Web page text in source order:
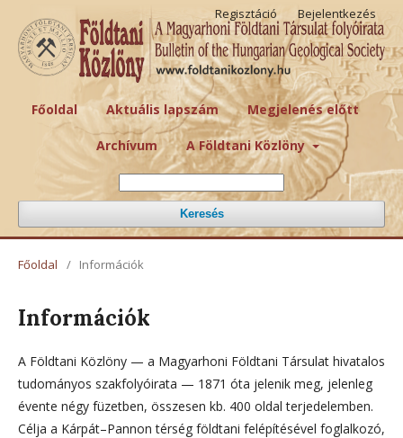
Főoldal Aktuális lapszám Megjelenés előtt
Archívum A Földtani Közlöny
Keresés
Regisztáció Bejelentkezés
Főoldal / Információk
Információk
A Földtani Közlöny — a Magyarhoni Földtani Társulat hivatalos
tudományos szakfolyóirata — 1871 óta jelenik meg, jelenleg
évente négy füzetben, összesen kb. 400 oldal terjedelemben.
Célja a Kárpát–Pannon térség földtani felépítésével foglalkozó,